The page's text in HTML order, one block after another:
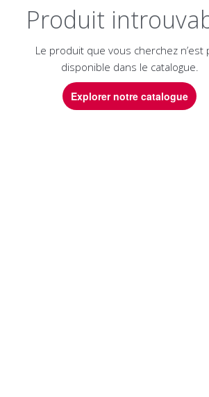
Produit
Le produit que vous cherchez n’est
disponible dans le catalogue.
Explorer notre catalogue